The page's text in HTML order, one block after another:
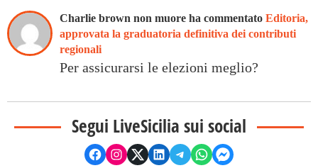
Charlie brown non muore ha commentato Editoria,
approvata la graduatoria definitiva dei contributi
regionali
Per assicurarsi le elezioni meglio?
Segui LiveSicilia sui social